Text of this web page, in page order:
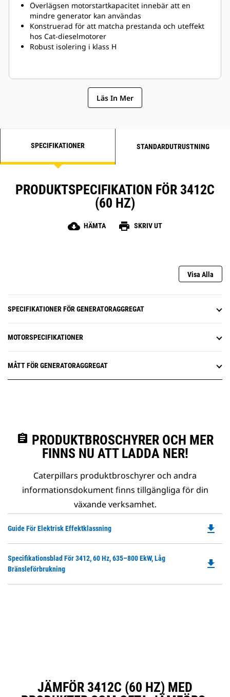
Överlägsen motorstartkapacitet innebär att en
mindre generator kan användas
Konstruerad för att matcha prestanda och uteffekt
hos Cat-dieselmotorer
Robust isolering i klass H
Läs In Mer
SPECIFIKATIONER STANDARDUTRUSTNING
PRODUKTSPECIFIKATION FÖR 3412C
(60 HZ)
cloud_download HÄMTA print SKRIV UT
Visa Alla
SPECIFIKATIONER FÖR GENERATORAGGREGAT
MOTORSPECIFIKATIONER
MÅTT FÖR GENERATORAGGREGAT
assignment PRODUKTBROSCHYRER OCH MER
FINNS NU ATT LADDA NER!
Caterpillars produktbroschyrer och andra
informationsdokument finns tillgängliga för din
växande verksamhet.
Guide För Elektrisk Effektklassning file_download
Specifikationsblad För 3412, 60 Hz, 635–800 EkW, Låg
Bränsleförbrukning
file_download
JÄMFÖR 3412C (60 HZ) MED